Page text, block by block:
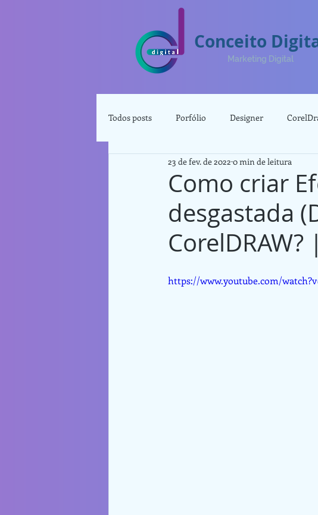
Conceito
Marketing Digital
Todos posts Porfólio Designer
Renda Extra Produtividade Vídeos
Como criar
desgastada
CorelDRAW?
23 de fev. de 2022 0 min de leitura
https://www.youtube.com/